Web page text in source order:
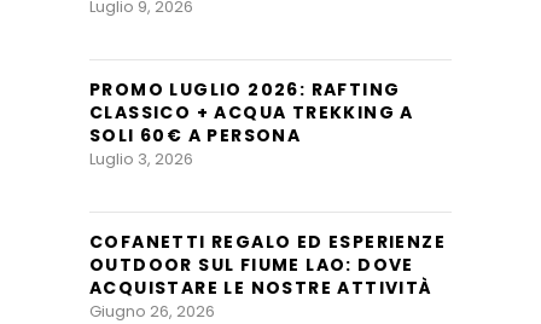
Luglio 9, 2026
PROMO LUGLIO 2026: RAFTING
CLASSICO + ACQUA TREKKING A
SOLI 60€ A PERSONA
Luglio 3, 2026
COFANETTI REGALO ED ESPERIENZE
OUTDOOR SUL FIUME LAO: DOVE
ACQUISTARE LE NOSTRE ATTIVITÀ
Giugno 26, 2026